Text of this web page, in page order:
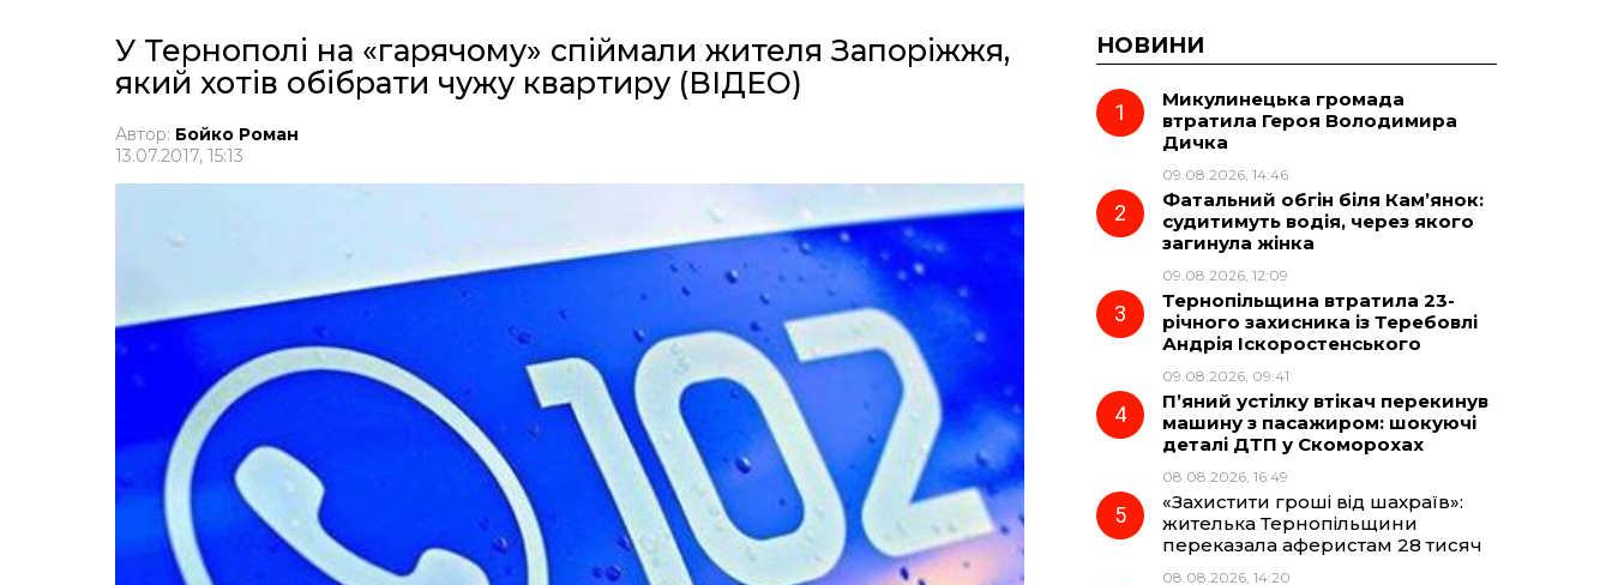
У Тернополі на «гарячому» спіймали жителя Запоріжжя,
який хотів обібрати чужу квартиру (ВІДЕО)
Автор: Бойко Роман
13.07.2017, 15:13
НОВИНИ
Микулинецька громада
втратила Героя Володимира
Дичка
09.08.2026, 14:46
Фатальний обгін біля Кам’янок:
судитимуть водія, через якого
загинула жінка
09.08.2026, 12:09
Тернопільщина втратила 23-
річного захисника із Теребовлі
Андрія Іскоростенського
09.08.2026, 09:41
П’яний устілку втікач перекинув
машину з пасажиром: шокуючі
деталі ДТП у Скоморохах
08.08.2026, 16:49
«Захистити гроші від шахраїв»:
жителька Тернопільщини
переказала аферистам 28 тисяч
08.08.2026, 14:20